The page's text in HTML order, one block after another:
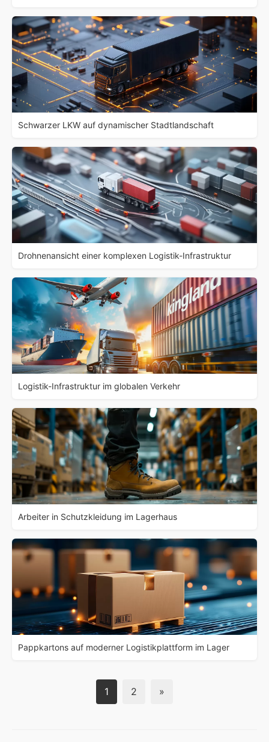
Schwarzer LKW auf dynamischer Stadtlandschaft
Drohnenansicht einer komplexen Logistik-Infrastruktur
Logistik-Infrastruktur im globalen Verkehr
Arbeiter in Schutzkleidung im Lagerhaus
Pappkartons auf moderner Logistikplattform im Lager
1 2 »